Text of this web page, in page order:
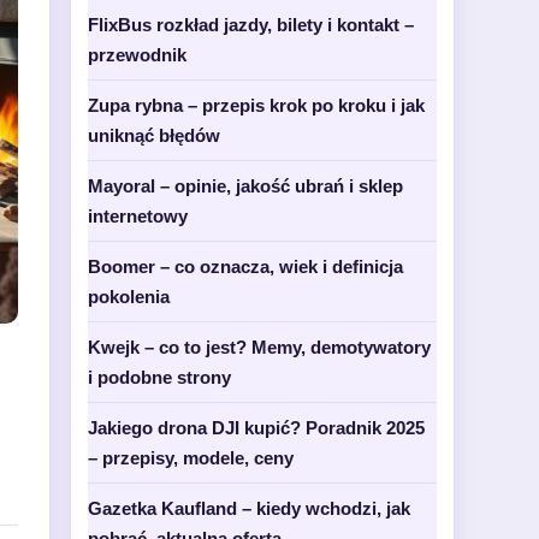
FlixBus rozkład jazdy, bilety i kontakt –
przewodnik
Zupa rybna – przepis krok po kroku i jak
uniknąć błędów
Mayoral – opinie, jakość ubrań i sklep
internetowy
Boomer – co oznacza, wiek i definicja
pokolenia
Kwejk – co to jest? Memy, demotywatory
i podobne strony
Jakiego drona DJI kupić? Poradnik 2025
– przepisy, modele, ceny
Gazetka Kaufland – kiedy wchodzi, jak